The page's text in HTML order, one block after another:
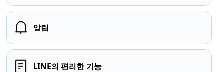
알림
LINE의 편리한 기능